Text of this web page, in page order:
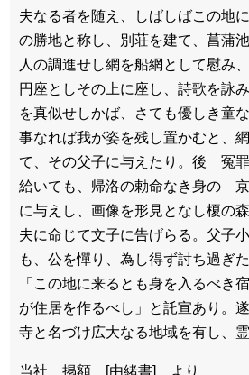
夫なる者を随え、しばしばこの地
の勝地と称し、別荘を建て、菖蒲
人の調進せし網を船網として慰み
円座としその上に座し、詩歌を詠
を真似せしかば、さても優しき童
事なれば我が姿を残し置かむと、
て、その父子に与えたり。後 冤
給いても、帰洛の勅命なき身の
に与えし、画像を形見となし榎の
夫に命じて文子に告げらる。父子
も、公を憚り、為し得ず討ち過ぎ
「この地に来るとも身を入るべき
が住居を作るべし」と託宣あり。
寺と名づけ広大なる地域を有し、霊
当社 掲額 [由緒書] より